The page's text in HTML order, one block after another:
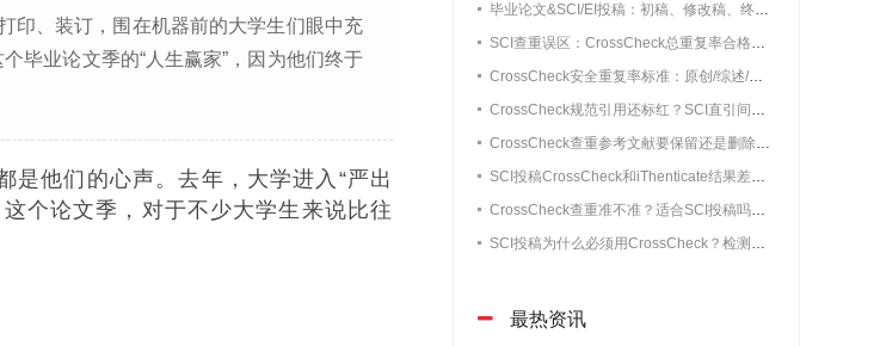
印、装订，围在机器前的大学生们眼中充
毕业论文季的“人生赢家”，因为他们终于
是他们的心声。去年，大学进入“严出
个论文季，对于不少大学生来说比往
毕业论文&SCI/EI投稿：初稿、修改稿、终稿CrossCheck检测时机详解，别刚写完初稿就花钱查重
SCI查重误区：CrossCheck总重复率合格就稳了？单源高重复照样初审被拒
CrossCheck安全重复率标准：原创/综述/短篇通讯/会议论文阈值（不被编辑退回）
CrossCheck规范引用还标红？SCI直引间接引用无需修改情况详解
CrossCheck查重参考文献要保留还是删除？90%小白都做错的细节
SCI投稿CrossCheck和iThenticate结果差距大吗？SCI查重误差真实数据
CrossCheck查重准不准？适合SCI投稿吗？实测准确率+适配场景全解析
SCI投稿为什么必须用CrossCheck？检测机制和使用人群通俗解析
最热资讯